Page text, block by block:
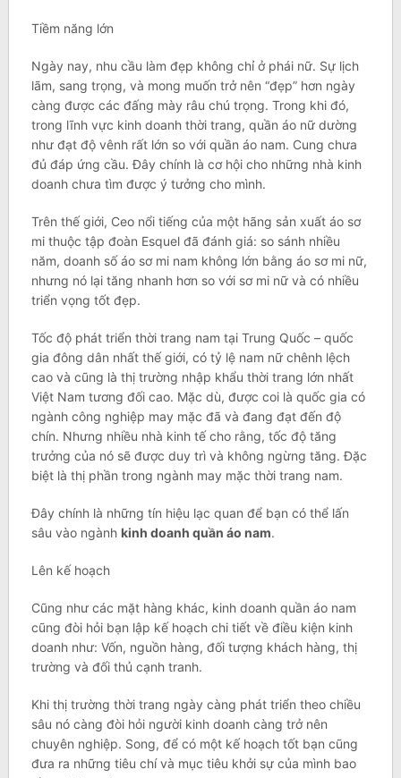
Tiềm năng lớn
Ngày nay, nhu cầu làm đẹp không chỉ ở phái nữ. Sự lịch
lãm, sang trọng, và mong muốn trở nên “đẹp” hơn ngày
càng được các đấng mày râu chú trọng. Trong khi đó,
trong lĩnh vực kinh doanh thời trang, quần áo nữ dường
như đạt độ vênh rất lớn so với quần áo nam. Cung chưa
đủ đáp ứng cầu. Đây chính là cơ hội cho những nhà kinh
doanh chưa tìm được ý tưởng cho mình.
Trên thế giới, Ceo nổi tiếng của một hãng sản xuất áo sơ
mi thuộc tập đoàn Esquel đã đánh giá: so sánh nhiều
năm, doanh số áo sơ mi nam không lớn bằng áo sơ mi nữ,
nhưng nó lại tăng nhanh hơn so với sơ mi nữ và có nhiều
triển vọng tốt đẹp.
Tốc độ phát triển thời trang nam tại Trung Quốc – quốc
gia đông dân nhất thế giới, có tỷ lệ nam nữ chênh lệch
cao và cũng là thị trường nhập khẩu thời trang lớn nhất
Việt Nam tương đối cao. Mặc dù, được coi là quốc gia có
ngành công nghiệp may mặc đã và đang đạt đến độ
chín. Nhưng nhiều nhà kinh tế cho rằng, tốc độ tăng
trưởng của nó sẽ được duy trì và không ngừng tăng. Đặc
biệt là thị phần trong ngành may mặc thời trang nam.
Đây chính là những tín hiệu lạc quan để bạn có thể lấn
sâu vào ngành kinh doanh quần áo nam.
Lên kế hoạch
Cũng như các mặt hàng khác, kinh doanh quần áo nam
cũng đòi hỏi bạn lập kế hoạch chi tiết về điều kiện kinh
doanh như: Vốn, nguồn hàng, đối tượng khách hàng, thị
trường và đối thủ cạnh tranh.
Khi thị trường thời trang ngày càng phát triển theo chiều
sâu nó càng đòi hỏi người kinh doanh càng trở nên
chuyên nghiệp. Song, để có một kế hoạch tốt bạn cũng
đưa ra những tiêu chí và mục tiêu khởi sự của mình bao